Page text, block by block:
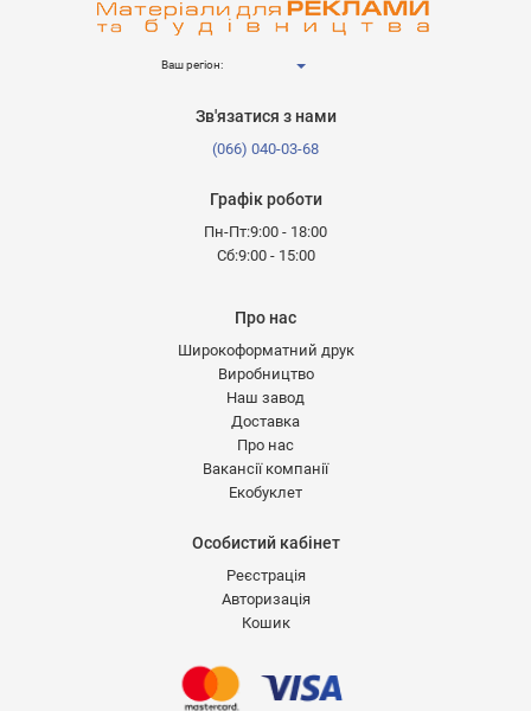
Ваш регіон:
Зв'язатися з нами
(066) 040-03-68
Графік роботи
Пн-Пт:9:00 - 18:00
Сб:9:00 - 15:00
Про нас
Широкоформатний друк
Виробництво
Наш завод
Доставка
Про нас
Вакансії компанії
Екобуклет
Особистий кабінет
Реєстрація
Авторизація
Кошик